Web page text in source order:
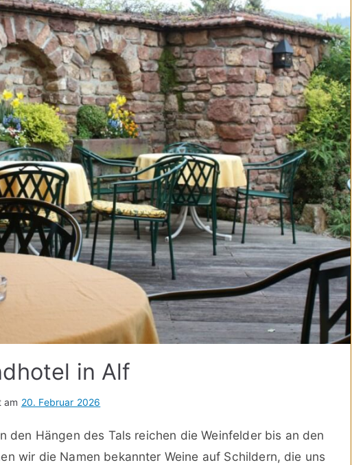
in Alf
am 20. Februar 2026
den Hängen des Tals reichen die Weinfelder bis an den
wir die Namen bekannter Weine auf Schildern, die uns